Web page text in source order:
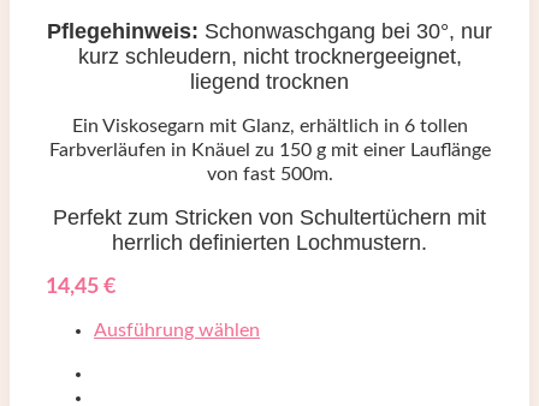
Pflegehinweis: Schonwaschgang bei 30°, nur
kurz schleudern, nicht trocknergeeignet,
liegend trocknen
Ein Viskosegarn mit Glanz, erhältlich in 6 tollen
Farbverläufen in Knäuel zu 150 g mit einer Lauflänge
von fast 500m.
Perfekt zum Stricken von Schultertüchern mit
herrlich definierten Lochmustern.
14,45 €
Ausführung wählen